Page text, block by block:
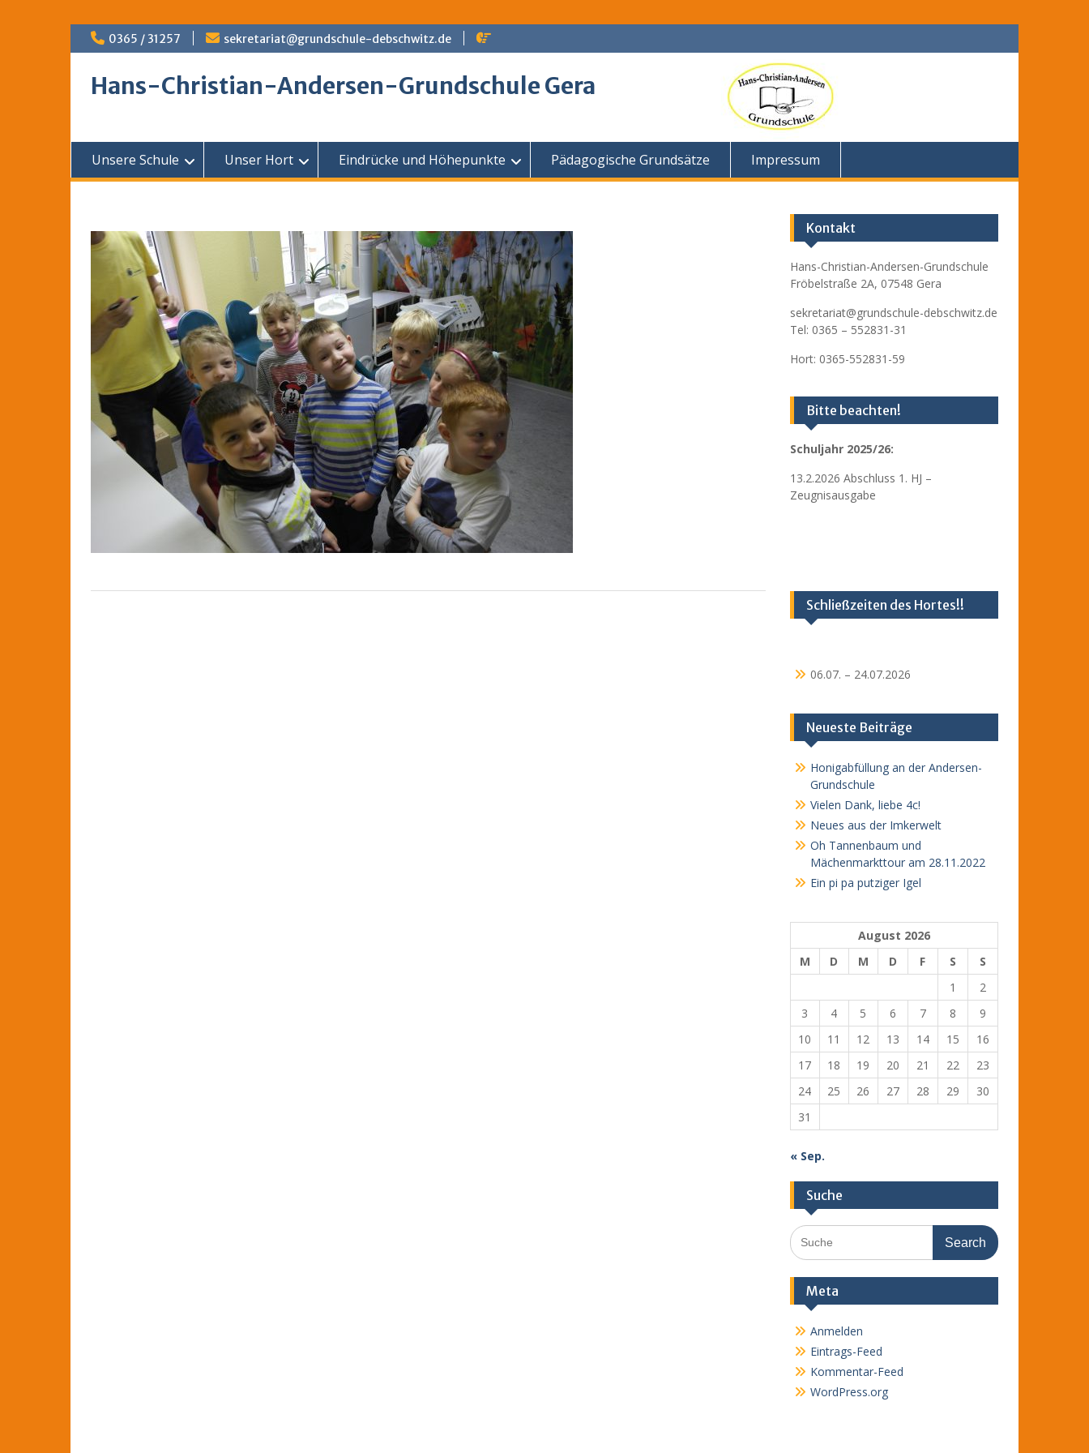
Skip
to
0365 / 31257 sekretariat@grundschule-debschwitz.de
Hans-Christian-Andersen-Grundschule Gera
Unsere Schule Unser Hort Eindrücke und Höhepunkte Pädagogische Grundsätze Impressum
Kontakt
Hans-Christian-Andersen-Grundschule
Fröbelstraße 2A, 07548 Gera
sekretariat@grundschule-debschwitz.de
Tel: 0365 – 552831-31
Hort: 0365-552831-59
Bitte beachten!
Schuljahr 2025/26:
13.2.2026 Abschluss 1. HJ –
Zeugnisausgabe
Schließzeiten des Hortes!!
06.07. – 24.07.2026
Neueste Beiträge
Honigabfüllung an der Andersen-
Grundschule
Vielen Dank, liebe 4c!
Neues aus der Imkerwelt
Oh Tannenbaum und
Mächenmarkttour am 28.11.2022
Ein pi pa putziger Igel
August 2026
M
D M D F S
S
1
2
3
4 5 6 7 8
9
10
11 12 13 14 15
16
17
18 19 20 21 22
23
24
25 26 27 28 29
30
31
« Sep.
Suche
Search
for:
Meta
Anmelden
Eintrags-Feed
Kommentar-Feed
WordPress.org